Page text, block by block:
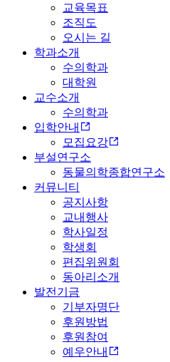
교육목표
조직도
오시는 길
학과소개
수의학과
대학원
교수소개
수의학과
입학안내
모집요강
부설연구소
동물의학종합연구소
커뮤니티
공지사항
교내행사
학사일정
학생회
편집위원회
동아리소개
발전기금
기부자명단
후원방법
후원참여
예우안내